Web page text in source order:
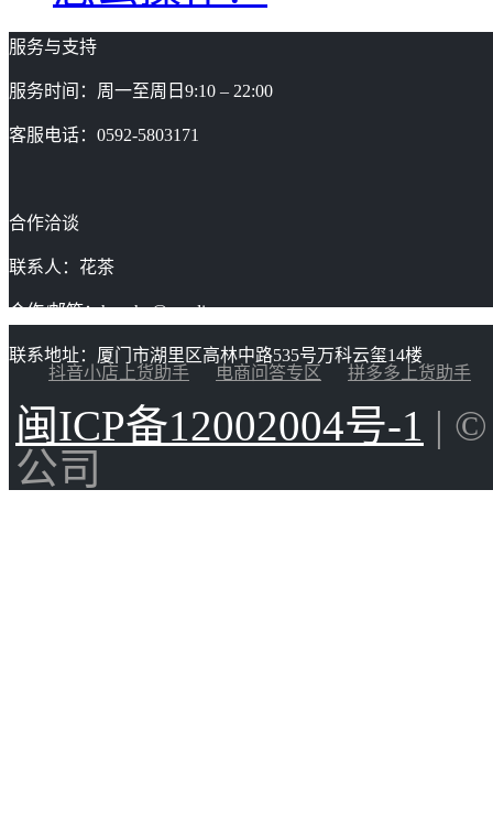
服务与支持
服务时间：周一至周日9:10 – 22:00
客服电话：0592-5803171
合作洽谈
联系人：花茶
合作/邮箱：huacha@gaoding.com
联系地址：厦门市湖里区高林中路535号万科云玺14楼
抖音小店上货助手
电商问答专区 拼多多上货助手
闽ICP备12002004号-1 |
公司